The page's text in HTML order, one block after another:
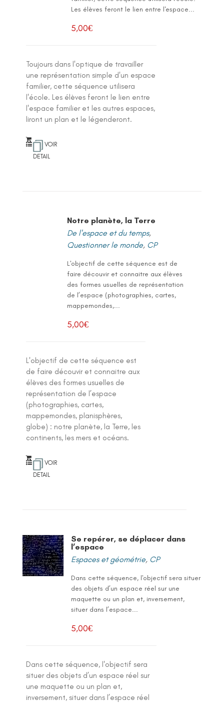
Les élèves feront le lien entre l'espace...
5,00€
Toujours dans l'optique de travailler
une représentation simple d'un espace
familier, cette séquence utilisera
l'école. Les élèves feront le lien entre
l'espace familier et les autres espaces,
liront un plan et le légenderont.
VOIR
DETAIL
Notre planète, la Terre
De l'espace et du temps,
Questionner le monde, CP
L'objectif de cette séquence est de
faire découvir et connaitre aux élèves
des formes usuelles de représentation
de l’espace (photographies, cartes,
mappemondes,...
5,00€
L'objectif de cette séquence est
de faire découvir et connaitre aux
élèves des formes usuelles de
représentation de l’espace
(photographies, cartes,
mappemondes, planisphères,
globe) : notre planète, la Terre, les
continents, les mers et océans.
VOIR
DETAIL
Se repérer, se déplacer dans
l’espace
Espaces et géométrie, CP
Dans cette séquence, l'objectif sera situer
des objets d’un espace réel sur une
maquette ou un plan et, inversement,
situer dans l’espace...
5,00€
Dans cette séquence, l'objectif sera
situer des objets d’un espace réel sur
une maquette ou un plan et,
inversement, situer dans l’espace réel